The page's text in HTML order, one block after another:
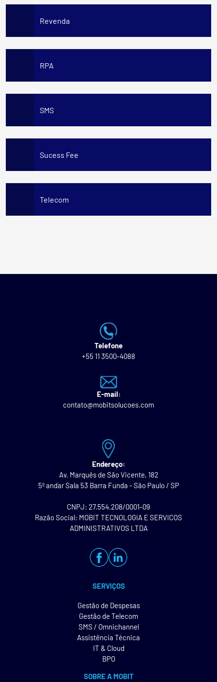
Revenda
RPA
SMS
Sucess Fee
Telecom
Telefone
+55 11 3500-4088
E-mail:
contato@mobitsolucoes.com
Endereço:
Av. Marquês de São Vicente, 182
5º andar Sala 53 Barra Funda - São Paulo / SP
CNPJ: 27.554.208/0001-09
Razão Social: MOBIT TECNOLOGIA E SERVICOS
ADMINISTRATIVOS LTDA
SERVIÇOS
Gestão de Despesas
Gestão de Telecom
SMS / Omnichannel
Assistência Técnica
IT & Cloud
BPO
SOBRE A MOBIT